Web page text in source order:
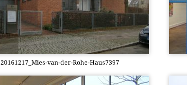
20161217_­Mies-van-der-Rohe-Haus7397